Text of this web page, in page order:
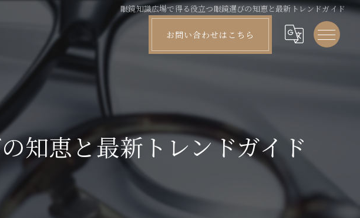
眼鏡知識広場で得る役立つ眼鏡選びの知恵と最新トレンドガイド
お問い合わせはこちら
知恵と最新トレンドガイド